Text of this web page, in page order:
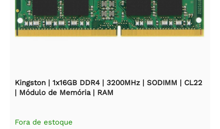
Kingston | 1x16GB DDR4 | 3200MHz | SODIMM | CL22
| Módulo de Memória | RAM
Fora de estoque